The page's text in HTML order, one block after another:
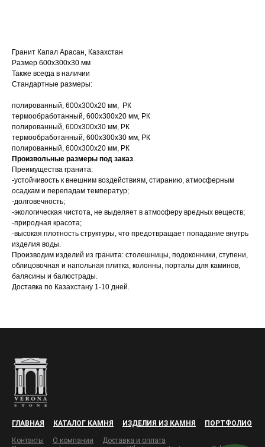
Казахстан, Алматы, ул Султана Бейбарыса,
32
Гранит Капал Арасан, Казахстан
Размер 600х300х30 мм
Также всегда в наличии
Стандартные размеры:
полированный, 600х300х20 мм, РК
термообработанный, 600х300х20 мм, РК
полированный, 600х300х30 мм, РК
термообработанный, 600х300х30 мм, РК
полированный, 600х300х20 мм, РК
Произвольные размеры под заказ.
Преимущества гранита:
-устойчивость к внешним воздействиям, стиранию, атмосферным
осадкам и перепадам температур;
-долговечность;
-экологическая чистота, не выделяет в атмосферу вредных веществ;
-природная красота;
-высокая плотность структуры, что предотвращает попадание внутрь
изделия воды.
Производим изделий из гранита: столешницы, подоконники, ступени,
облицовочная и напольная плитка, колонны, порталы для каминов,
балясины и балюстрады.
Доставка по Казахстану 1-10 дней.
ГЛАВНАЯ КАТАЛОГ КАМНЯ ИЗДЕЛИЯ ИЗ КАМНЯ ПОРТФОЛИО
Контакты О компании
Доставка и оплата